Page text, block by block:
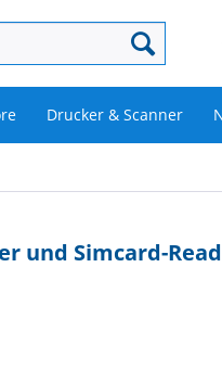
Drucker & Scanner
und Simcard-